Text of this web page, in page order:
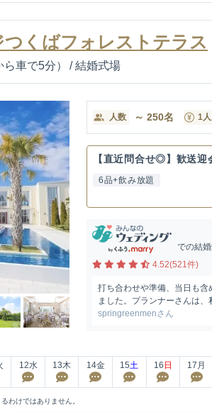
くばフォレストテラス
車で5分） / 結婚式場
人数 ～ 250名 1
【直近問合せ◎】歓送迎
6品+飲み放題
での結
4.52(521件)
打ち合わせや準備、当日も含
ました。プランナーさんは
springreenmenさん
12水 13木 14金 15土 16 日 17 月
わけではありません。